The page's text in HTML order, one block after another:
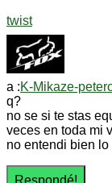
twist
a :K-Mikaze-
q?
no se si te stas
veces en toda mi
no entendi bien